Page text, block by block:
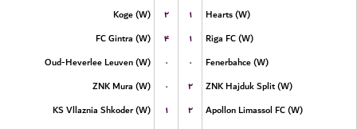
Koge (W)
۲ ۱
Hearts (W)
FC Gintra (W)
۴ ۱
Riga FC (W)
Oud-Heverlee Leuven (W)
۰ ۰
Fenerbahce (W)
ZNK Mura (W)
۰ ۲
ZNK Hajduk Split (W)
KS Vllaznia Shkoder (W)
۱ ۲
Apollon Limassol FC (W)